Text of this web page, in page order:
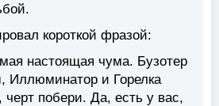
короткой фразой:
настоящая чума. Бузотер
Иллюминатор и Горелка
черт побери. Да, есть у вас,